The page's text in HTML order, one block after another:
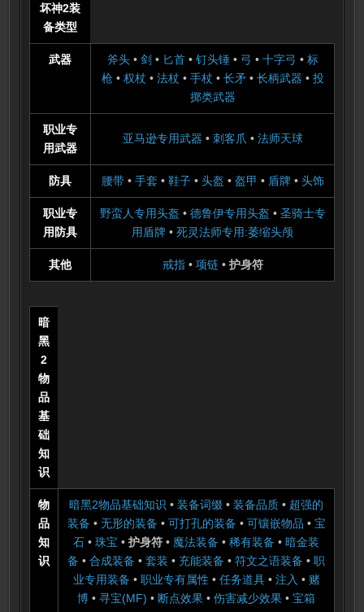
坏神2装
备类型
武器 斧头• 剑 • 匕首• 钉头锤• 弓 • 十字弓 • 标
枪• 权杖 • 法杖 • 手杖 • 长矛• 长柄武器 • 投
掷类武器
职业专
用武器
亚马逊专用武器 • 刺客爪 • 法师天球
防具 腰带• 手套 • 鞋子• 头盔 • 盔甲 • 盾牌• 头饰
职业专
用防具
野蛮人专用头盔 • 德鲁伊专用头盔 • 圣骑士专
用盾牌 •死灵法师专用:萎缩头颅
其他 戒指• 项链• 护身符
暗
黑
2
物
品
基
础
知
识
物
品
知
识
暗黑2物品基础知识 •装备词缀 •装备品质 • 超强的
装备 • 无形的装备 • 可打孔的装备 • 可镶嵌物品 • 宝
石 •珠宝 •护身符 • 魔法装备 •稀有装备 •暗金装
备 •合成装备 •套装 • 充能装备 •符文之语装备 •职
业专用装备 • 职业专有属性 • 任务道具• 注入 • 赌
博 •寻宝(MF) • 断点效果 •伤害减少效果 •宝箱